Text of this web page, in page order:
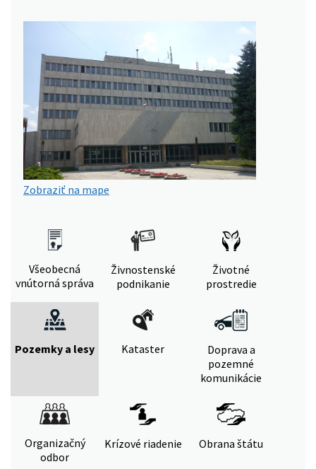
Zobraziť na mape
Všeobecná
vnútorná správa
Živnostenské
podnikanie
Životné
prostredie
Pozemky a lesy Kataster
Doprava a
pozemné
komunikácie
Organizačný
odbor
Krízové riadenie Obrana štátu